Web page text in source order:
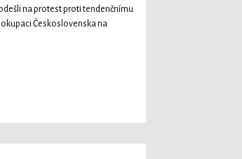
na protest proti tendenčnímu
Československa na